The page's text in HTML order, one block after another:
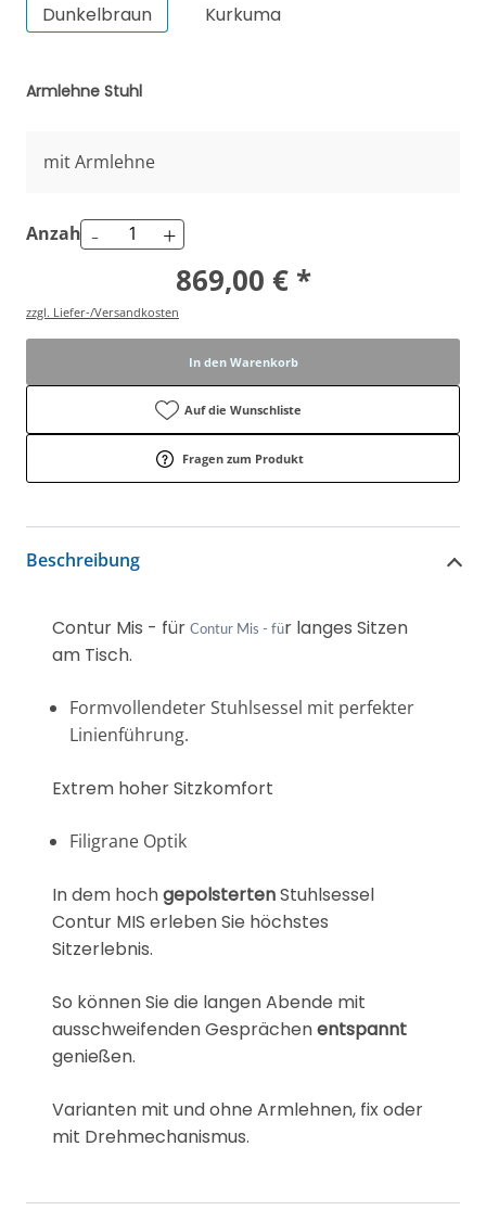
Dunkelbraun Kurkuma
Armlehne Stuhl
mit Armlehne
Anzahl - +
869,00 € *
zzgl. Liefer-/Versandkosten
In den Warenkorb
Auf die Wunschliste
Fragen zum Produkt
Beschreibung
Contur Mis - für Contur Mis - für langes Sitzen
am Tisch.
Formvollendeter Stuhlsessel mit perfekter
Linienführung.
Extrem hoher Sitzkomfort
Filigrane Optik
In dem hochgepolstertenStuhlsessel
Contur MIS erleben Sie höchstes
Sitzerlebnis.
So können Sie die langen Abende mit
ausschweifenden Gesprächenentspannt
genießen.
Varianten mit und ohne Armlehnen, fix oder
mit Drehmechanismus.